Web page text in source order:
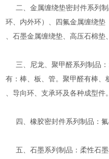
二、金属缠绕垫密封件系列制
环、内外环）、四氟金属缠绕垫
、石墨金属缠绕垫、高压石棉垫
三、尼龙、聚甲醛系列制品
有：棒、板、管。聚甲醛有棒、
、导向环、支承环及各种成型件。
四、橡胶密封件系列制品：氟
五、石墨系列制品：柔性石墨